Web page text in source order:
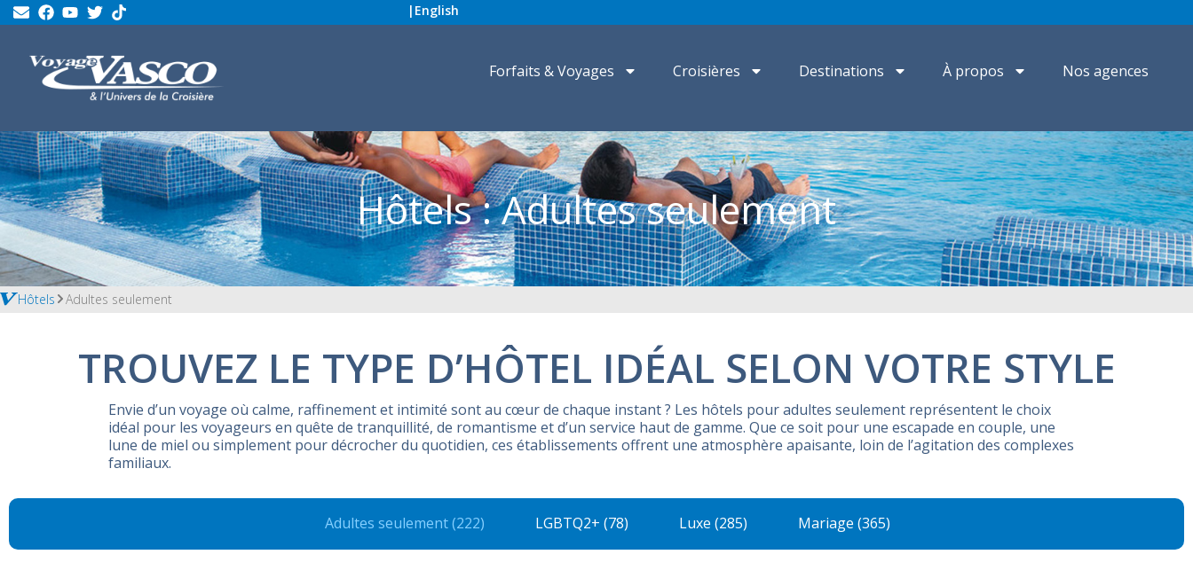
| English
Forfaits & Voyages Croisières Destinations À propos Nos agences
Hôtels : Adultes seulement
Hôtels Adultes seulement
TROUVEZ LE TYPE D’HÔTEL IDÉAL SELON VOTRE STYLE
Envie d’un voyage où calme, raffinement et intimité sont au cœur de chaque instant ? Les hôtels pour adultes seulement représentent le choix
idéal pour les voyageurs en quête de tranquillité, de romantisme et d’un service haut de gamme. Que ce soit pour une escapade en couple, une
lune de miel ou simplement pour décrocher du quotidien, ces établissements offrent une atmosphère apaisante, loin de l’agitation des complexes
familiaux.
Adultes seulement (222) LGBTQ2+ (78) Luxe (285) Mariage (365)